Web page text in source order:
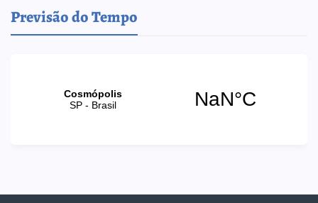
Previsão do Tempo